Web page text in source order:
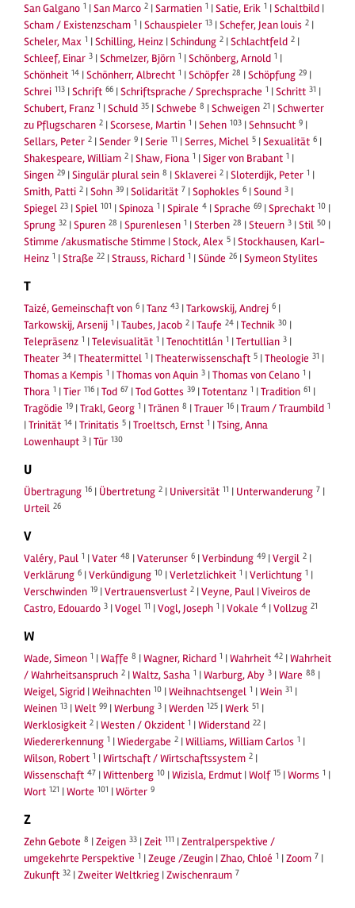
San Galgano 1 |San Marco 2 |Sarmatien 1 |Satie, Erik 1 |Schaltbild |
Scham / Existenzscham 1 |Schauspieler 13 |Schefer, Jean louis 2 |
Scheler, Max 1 |Schilling, Heinz |Schindung 2 |Schlachtfeld 2 |
Schleef, Einar 3 |Schmelzer, Björn 1 |Schönberg, Arnold 1 |
Schönheit 14 |Schönherr, Albrecht 1 |Schöpfer 28 |Schöpfung 29 |
Schrei 113 |Schrift 66 |Schriftsprache / Sprechsprache 1 |Schritt 31 |
Schubert, Franz 1 |Schuld 35 |Schwebe 8 |Schweigen 21 |Schwerter
zu Pflugscharen 2 |Scorsese, Martin 1 |Sehen 103 |Sehnsucht 9 |
Sellars, Peter 2 |Sender 9 |Serie 11 |Serres, Michel 5 |Sexualität 6 |
Shakespeare, William 2 |Shaw, Fiona 1 |Siger von Brabant 1 |
Singen 29 |Singulär plural sein 8 |Sklaverei 2 |Sloterdijk, Peter 1 |
Smith, Patti 2 |Sohn 39 |Solidarität 7 |Sophokles 6 |Sound 3 |
Spiegel 23 |Spiel 101 |Spinoza 1 |Spirale 4 |Sprache 69 |Sprechakt 10 |
Sprung 32 |Spuren 28 |Spurenlesen 1 |Sterben 28 |Steuern 3 |Stil 50 |
Stimme /akusmatische Stimme |Stock, Alex 5 |Stockhausen, Karl-
Heinz 1 |Straße 22 |Strauss, Richard 1 |Sünde 26 |Symeon Stylites
T
Taizé, Gemeinschaft von 6 |Tanz 43 |Tarkowskij, Andrej 6 |
Tarkowskij, Arsenij 1 |Taubes, Jacob 2 |Taufe 24 |Technik 30 |
Telepräsenz 1 |Televisualität 1 |Tenochtitlán 1 |Tertullian 3 |
Theater 34 |Theatermittel 1 |Theaterwissenschaft 5 |Theologie 31 |
Thomas a Kempis 1 |Thomas von Aquin 3 |Thomas von Celano 1 |
Thora 1 |Tier 116 |Tod 67 |Tod Gottes 39 |Totentanz 1 |Tradition 61 |
Tragödie 19 |Trakl, Georg 1 |Tränen 8 |Trauer 16 |Traum / Traumbild 1
|Trinität 14 |Trinitatis 5 |Troeltsch, Ernst 1 |Tsing, Anna
Lowenhaupt 3 |Tür 130
U
Übertragung 16 | Übertretung 2 | Universität 11 | Unterwanderung 7 |
Urteil 26
V
Valéry, Paul 1 |Vater 48 |Vaterunser 6 |Verbindung 49 |Vergil 2 |
Verklärung 6 |Verkündigung 10 |Verletzlichkeit 1 |Verlichtung 1 |
Verschwinden 19 |Vertrauensverlust 2 |Veyne, Paul |Viveiros de
Castro, Edouardo 3 |Vogel 11 |Vogl, Joseph 1 |Vokale 4 |Vollzug 21
W
Wade, Simeon 1 |Waffe 8 |Wagner, Richard 1 |Wahrheit 42 |Wahrheit
/ Wahrheitsanspruch 2 |Waltz, Sasha 1 |Warburg, Aby 3 |Ware 88 |
Weigel, Sigrid |Weihnachten 10 |Weihnachtsengel 1 |Wein 31 |
Weinen 13 |Welt 99 |Werbung 3 |Werden 125 |Werk 51 |
Werklosigkeit 2 |Westen / Okzident 1 |Widerstand 22 |
Wiedererkennung 1 |Wiedergabe 2 |Williams, William Carlos 1 |
Wilson, Robert 1 |Wirtschaft / Wirtschaftssystem 2 |
Wissenschaft 47 |Wittenberg 10 |Wizisla, Erdmut |Wolf 15 |Worms 1 |
Wort 121 |Worte 101 |Wörter 9
Z
Zehn Gebote 8 |Zeigen 33 |Zeit 111 |Zentralperspektive /
umgekehrte Perspektive 1 |Zeuge /Zeugin |Zhao, Chloé 1 |Zoom 7 |
Zukunft 32 |Zweiter Weltkrieg |Zwischenraum 7